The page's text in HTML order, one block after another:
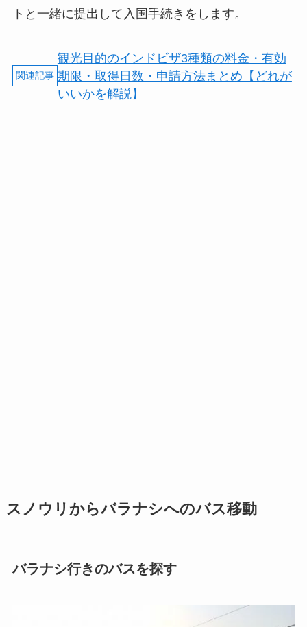
トと一緒に提出して入国手続きをします。
観光目的のインドビザ3種類の料金・有効
期限・取得日数・申請方法まとめ【どれが
いいかを解説】
スノウリからバラナシへのバス移動
バラナシ行きのバスを探す